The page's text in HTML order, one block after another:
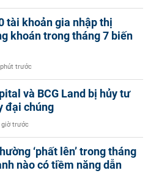
tài khoản gia nhập thị
khoán trong tháng 7 biến
trước
và BCG Land bị hủy tư
đại chúng
giờ trước
‘phất lên’ trong tháng
nào có tiềm năng dẫn